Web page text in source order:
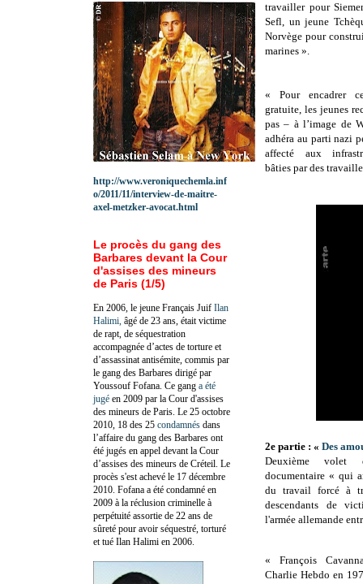
travailler pour
Sefl, un jeune
Norvège pour
marines ».
« Pour encadrer
gratuite, les jeunes
pas – à l’image de
adhéra au parti nazi
affecté aux
bâties par des
2e partie : « Des
Deuxième volet
documentaire « qui
du travail forcé à
descendants de
l'armée allemande
« François
Charlie Hebdo en
http://www.veroniquechemla.inf
o/2011/11/interview-de-maitre-
axel-metzker-avocat.html
Le procès du gang des
Barbares devant la Cour
d'assises des mineurs
de Paris (1/5)
En 2006, le jeune Français Juif Ilan
Halimi, âgé de 23 ans, était victime
de rapt, de séquestration
accompagnée d’actes de torture et
d’assassinat antisémite, commis par
le gang des Barbares dirigé par
Youssouf Fofana. Ce gang a été
jugé en 2009 par la Cour d'assises
des mineurs de Paris. Le 25 octobre
2010, 18 des 25 condamnés dans
l’affaire du gang des Barbares ont
été jugés en appel devant la Cour
d’assises des mineurs de Créteil. Le
procès s'est achevé le 17 décembre
2010. Fofana a été condamné en
2009 à la réclusion criminelle à
perpétuité assortie de 22 ans de
sûreté pour avoir séquestré, torturé
et tué Ilan Halimi en 2006.